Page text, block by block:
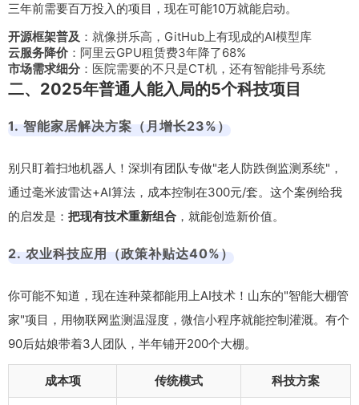
三年前需要百万投入的项目，现在可能10万就能启动。
开源框架普及 ：就像拼乐高，GitHub上有现成的AI模型库
云服务降价 ：阿里云GPU租赁费3年降了68%
市场需求细分 ：医院需要的不只是CT机，还有智能排号系统
二、2025年普通人能入局的5个科技项目
1. 智能家居解决方案（月增长23%）
别只盯着扫地机器人！深圳有团队专做"老人防跌倒监测系统"，
通过毫米波雷达+AI算法，成本控制在300元/套。这个案例给我
的启发是： 把现有技术重新组合 ，就能创造新价值。
2. 农业科技应用（政策补贴达40%）
你可能不知道，现在连种菜都能用上AI技术！山东的"智能大棚管
家"项目，用物联网监测温湿度，微信小程序就能控制灌溉。有个
90后姑娘带着3人团队，半年铺开200个大棚。
成本项 传统模式 科技方案